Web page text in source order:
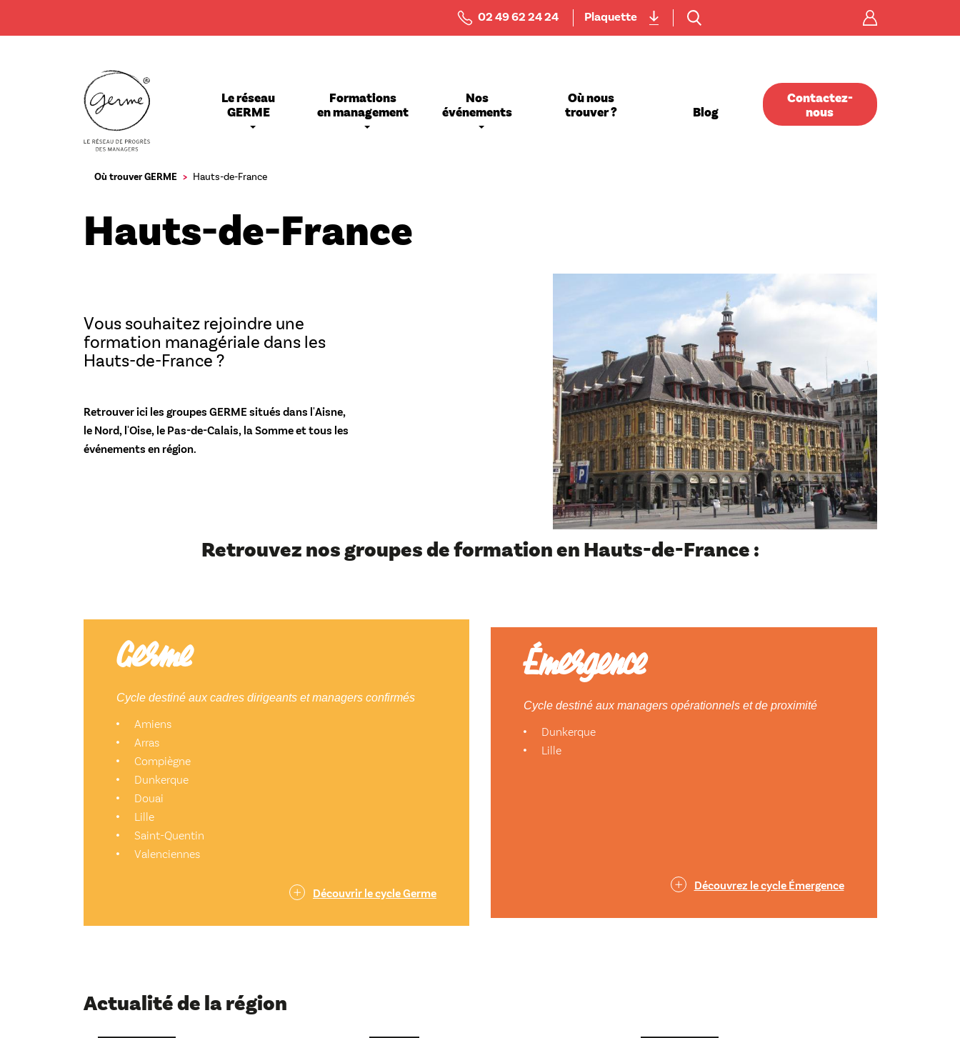
Menu
Top
Bar
02 49 62 24 24 Plaquette
Menu
icônes
navigationLe réseau
GERME
Formations
en management
Nos
événements
Où nous
trouver ?
Blog
Contactez-
nous
Où trouver GERME Hauts-de-France
Hauts-de-France
Vous souhaitez rejoindre une
formation managériale dans les
Hauts-de-France ?
Retrouver ici les groupes GERME situés dans l'Aisne,
le Nord, l'Oise, le Pas-de-Calais, la Somme et tous les
événements en région.
Retrouvez nos groupes de formation en Hauts-de-France :
Germe
Cycle destiné aux cadres dirigeants et managers confirmés
Amiens
Arras
Compiègne
Dunkerque
Douai
Lille
Saint-Quentin
Valenciennes
Découvrir le cycle Germe
Émergence
Cycle destiné aux managers opérationnels et de proximité
Dunkerque
Lille
Découvrez le cycle Émergence
Actualité de la région